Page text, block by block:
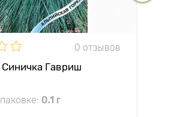
0 отзывов
Гавриш
0.1 г